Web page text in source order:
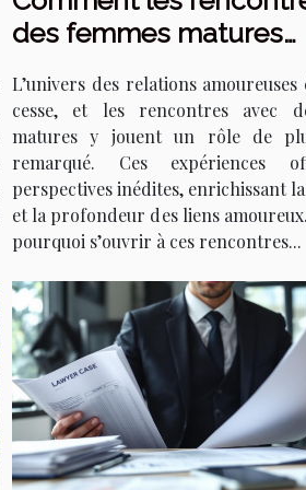
des femmes matures
amoureuses ?
L’univers des relations amoureuses
cesse, et les rencontres avec
matures y jouent un rôle de
remarqué. Ces expériences
perspectives inédites, enrichissant
et la profondeur des liens
pourquoi s’ouvrir à ces rencontres...